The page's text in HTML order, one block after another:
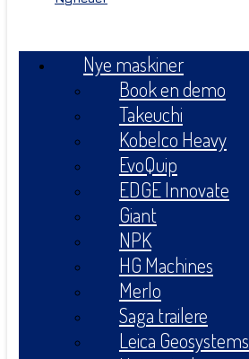
Nye maskiner
Book en demo
Takeuchi
Kobelco Heavy
EvoQuip
EDGE Innovate
Giant
NPK
HG Machines
Merlo
Saga trailere
Leica Geosystems